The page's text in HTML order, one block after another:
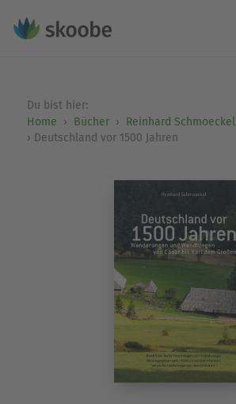
Du bist hier:
Home
Bücher
Reinhard Schmoeckel
Deutschland vor 1500 Jahren